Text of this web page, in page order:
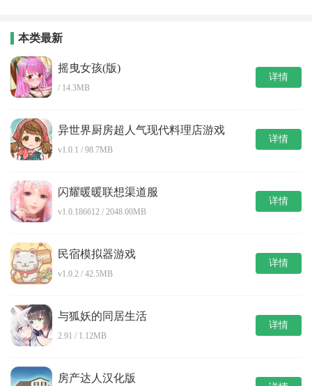
本类最新
摇曳女孩(版)
/ 14.3MB
详情
异世界厨房超人气现代料理店游戏
v1.0.1 / 98.7MB
详情
闪耀暖暖联想渠道服
v1.0.186612 / 2048.00MB
详情
民宿模拟器游戏
v1.0.2 / 42.5MB
详情
与狐妖的同居生活
2.91 / 1.12MB
详情
房产达人汉化版